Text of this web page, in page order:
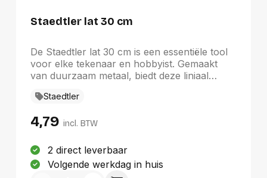
Staedtler lat 30 cm
De Staedtler lat 30 cm is een essentiële tool
voor elke tekenaar en hobbyist. Gemaakt
van duurzaam metaal, biedt deze liniaal
kleur zorgt ervoor dat lijnen en details goed
praktische opslag wordt de liniaal geleverd in
tekenmateriaal en hobbyartikelen,
garandeert de Staedtler lat nauwkeurige
metingen en stimuleert creativiteit in elk
Staedtler
4,79 incl. BTW
2 direct leverbaar
Volgende werkdag in huis